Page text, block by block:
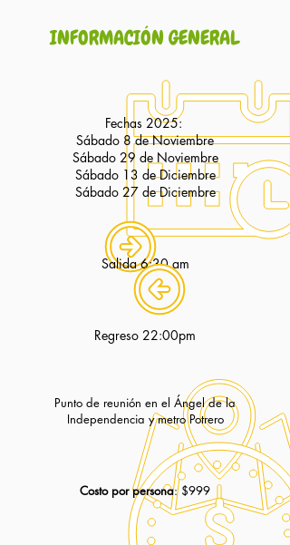
INFORMACIÓN GENERAL
Fechas 2025:
Sábado 8 de Noviembre
Sábado 29 de Noviembre
Sábado 13 de Diciembre
Sábado 27 de Diciembre
Salida 6:30 am
Regreso 22:00pm
Punto de reunión en el Ángel de la
Independencia y metro Potrero
Costo por persona: $999